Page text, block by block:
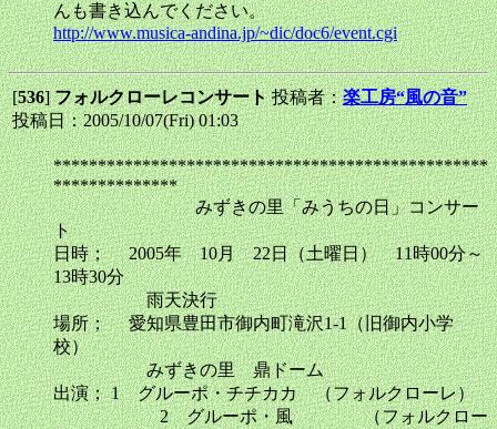
んも書き込んでください。
http://www.musica-andina.jp/~dic/doc6/event.cgi
[536]フォルクローレコンサート投稿者：楽工房“風の音”
投稿日：2005/10/07(Fri) 01:03
*************************************************
**************
みずきの里「みうちの日」コンサー
ト
日時； 2005年 10月 22日（土曜日） 11時00分～
13時30分
雨天決行
場所； 愛知県豊田市御内町滝沢1-1（旧御内小学
校）
みずきの里 鼎ドーム
出演； 1 グルーポ・チチカカ （フォルクローレ）
2 グルーポ・風 （フォルクロー